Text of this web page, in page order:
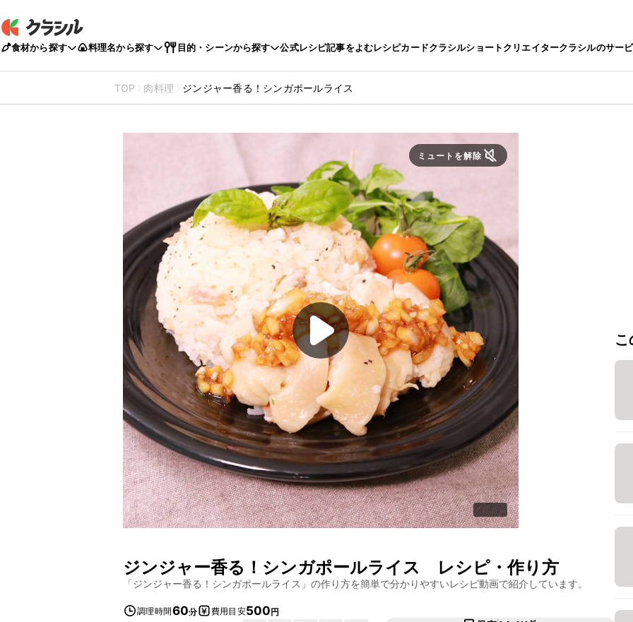
食材から探す 料理名から探す 目的・シーンから探す 公式レシピ記事をよむレシピカードクラシルショートクリエイタークラシルのサー
TOP 肉料理 ジンジャー香る！シンガポールライス
ミュートを解除
ジンジャー香る！シンガポールライス レシピ・作り方
「ジンジャー香る！シンガポールライス 」の作り方を簡単で分かりやすいレシピ動画で紹介しています。
調理時間60分 費用目安500円